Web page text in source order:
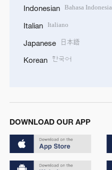
Indonesian Bahasa Indonesia
Italian Italiano
Japanese 日本語
Korean 한국어
DOWNLOAD OUR APP